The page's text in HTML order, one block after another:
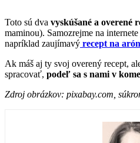
Toto sú dva vyskúšané a overené
maminou). Samozrejme na
napríklad zaujímavý recept na
Ak máš aj ty svoj overený recept,
spracovať, podeľ sa s nami v
Zdroj obrázkov: pixabay.com,